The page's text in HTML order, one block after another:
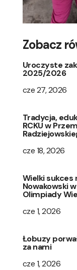
Zobacz
Uroczyste
2025/2026
cze 27, 2026
Tradycja,
RCKU w
cze 18, 2026
Wielki sukces
Nowakowski
Olimpiady
cze 1, 2026
Łobuzy
za nami
cze 1, 2026